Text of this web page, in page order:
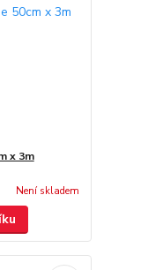
x 3m
Není skladem